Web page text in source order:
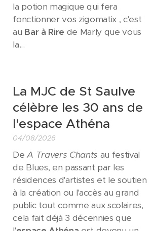
la potion magique qui fera
fonctionner vos zigomatix , c'est
au Bar à Rire de Marly que vous
la...
La MJC de St Saulve
célèbre les 30 ans de
l'espace Athéna
04/08/2026
DeA Travers Chants au festival
de Blues, en passant par les
résidences d'artistes et le soutien
à la création ou l'accès au grand
public tout comme aux scolaires,
cela fait déjà 3 décennies que